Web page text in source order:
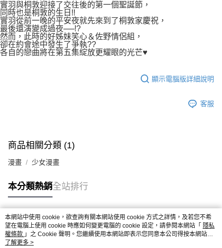
實羽與桐敦迎接了交往後的第一個聖誕節，
同時也是桐敦的生日!!
實羽從前一晚的平安夜就先來到了桐敦家慶祝，
最後還演變成過夜──!?
然而，此時的好姊妹笑心＆佐野情侶組，
卻在約會途中發生了爭執??
各自的戀曲將在第五集綻放更耀眼的光芒♥
顯示電腦版詳細說明
客服
商品相關分類 (1)
漫畫 少女漫畫
本分類熱銷全站排行
熱門標籤
本網站中使用 cookie，欲查詢有關本網站使用 cookie 方式之詳情，及若您不希
望在電腦上使用 cookie 時應如何變更電腦的 cookie 設定，請參閱本網站「 隱私
權條款 」之 Cookie 聲明。您繼續使用本網站即表示您同意本公司得按本網站使
用條款之 Cookie 聲明使用 cookie。
了解更多 >